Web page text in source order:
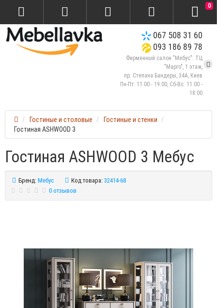
067 508 31 60
093 186 89 78
Фирменный салон "Мебус": ТЦ
"Марго", 1 этаж,
пр. Степана Бандеры, 34А, Киев
Пн-Пт: 11:00 - 19:00, Сб-Вс: 11:00 -
18:00
0
Гостиные и столовые
Гостиные и стенки
Гостиная ASHWOOD 3
Гостиная ASHWOOD 3 Мебус
Бренд:Мебус Код товара:32414-68
0 отзывов